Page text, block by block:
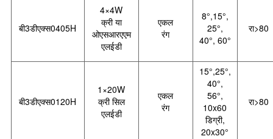
बी3डीएक्स0405H
4×4W
क्री या
ओएसआरएएम
एलईडी
एकल
रंग
8°,15°,
25°,
40°, 60°
रा>80
बी3डीएक्स0120H
1×20W
क्री सिल
एलईडी
एकल
रंग
15°,25°,
40°,
56°,
10x60
डिग्री,
20x30°
रा>80